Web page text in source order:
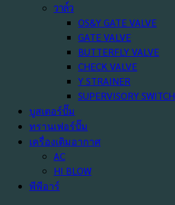
วาล์ว
OS&Y GATE VALVE
GATE VALVE
BUTTERFLY VALVE
CHECK VALVE
Y STRAINER
SUPERVISORY SWITCH
บูสเตอร์ปั๊ม
ทรานเฟอร์ปั๊ม
เครื่องเติมอากาศ
AC
HI BLOW
พีพีอาร์